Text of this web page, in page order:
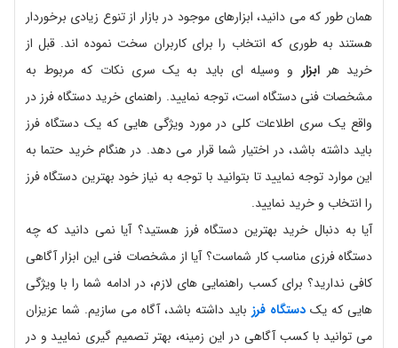
همان طور که می دانید، ابزارهای موجود در بازار از تنوع زیادی برخوردار
هستند به طوری که انتخاب را برای کاربران سخت نموده اند. قبل از
خرید هرابزار و وسیله ای باید به یک سری نکات که مربوط به
مشخصات فنی دستگاه است، توجه نمایید. راهنمای خرید دستگاه فرز در
واقع یک سری اطلاعات کلی در مورد ویژگی هایی که یک دستگاه فرز
باید داشته باشد، در اختیار شما قرار می دهد. در هنگام خرید حتما به
این موارد توجه نمایید تا بتوانید با توجه به نیاز خود بهترین دستگاه فرز
را انتخاب و خرید نمایید.
آیا به دنبال خرید بهترین دستگاه فرز هستید؟ آیا نمی دانید که چه
دستگاه فرزی مناسب کار شماست؟ آیا از مشخصات فنی این ابزار آگاهی
کافی ندارید؟ برای کسب راهنمایی های لازم، در ادامه شما را با ویژگی
هایی که یک دستگاه فرز باید داشته باشد، آگاه می سازیم. شما عزیزان
می توانید با کسب آگاهی در این زمینه، بهتر تصمیم گیری نمایید و در